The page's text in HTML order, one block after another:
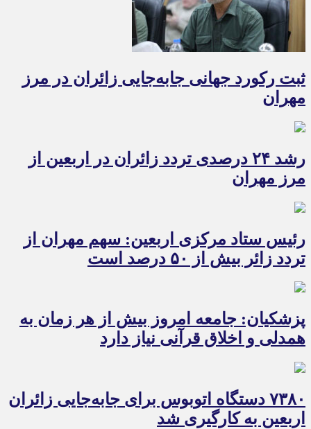
ثبت رکورد جهانی جابه‌جایی زائران در مرز
مهران
رشد ۲۴ درصدی تردد زائران در اربعین از
مرز مهران
رئیس ستاد مرکزی اربعین: سهم مهران از
تردد زائر بیش از ۵۰ درصد است
پزشکیان: جامعه امروز بیش از هر زمان به
همدلی و اخلاق قرآنی نیاز دارد
۷۳۸۰ دستگاه اتوبوس برای جابه‌جایی زائران
اربعین به‌ کارگیری شد